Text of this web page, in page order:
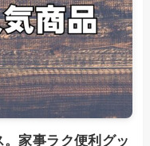
家事ラク便利グッ